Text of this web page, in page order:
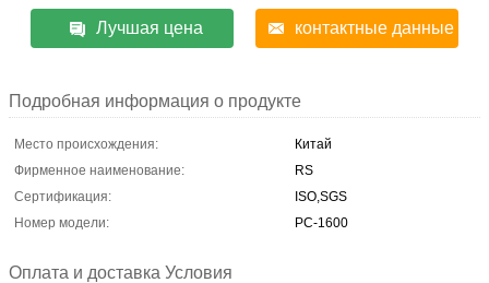
Лучшая цена контактные данные
Подробная информация о продукте
Место происхождения:
Китай
Фирменное наименование:
RS
Сертификация:
ISO,SGS
Номер модели:
РС-1600
Оплата и доставка Условия